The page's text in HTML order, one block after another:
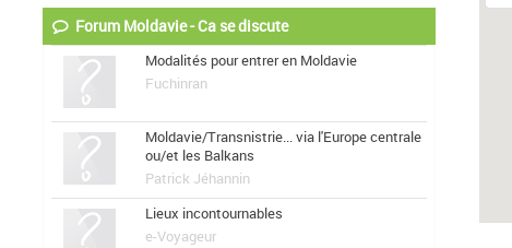
Forum Moldavie - Ca se discute
Modalités pour entrer en Moldavie
Fuchinran
Moldavie/Transnistrie... via l'Europe centrale
ou/et les Balkans
Patrick Jéhannin
Lieux incontournables
e-Voyageur